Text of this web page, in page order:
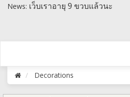
News: เว็บเราอายุ 9 ขวบแล้วนะ
Decorations